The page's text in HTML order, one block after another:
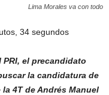
Lima Morales va con todo
34 segundos
el precandidato
la candidatura de
4T de Andrés Manuel